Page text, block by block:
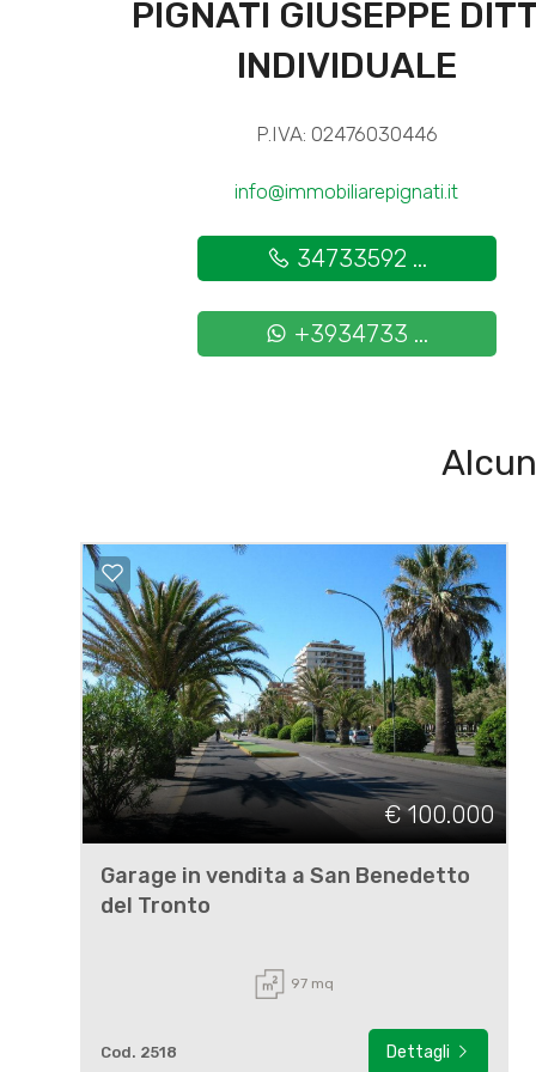
PIGNATI GIUSEPPE
INDIVIDUALE
P.IVA: 02476030446
info@immobiliarepignati.it
34733592 ...
+3934733 ...
€ 100.000
Garage in vendita a San Benedetto
del Tronto
97 mq
Cod. 2518 Dettagli